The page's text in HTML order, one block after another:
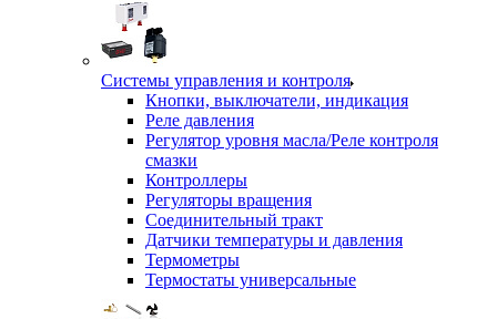
Системы управления и контроля
Кнопки, выключатели, индикация
Реле давления
Регулятор уровня масла/Реле контроля
смазки
Контроллеры
Регуляторы вращения
Соединительный тракт
Датчики температуры и давления
Термометры
Термостаты универсальные